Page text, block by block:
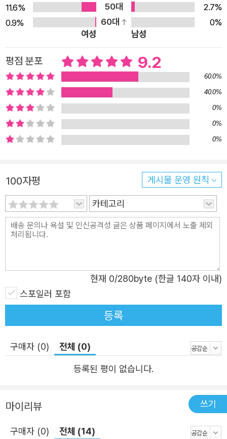
내가 좋아했던 히토코로 돌아와 주길 바랐어.“ 히토코를 바
라보는 것은 힘들지만, 지켜볼 수밖에 없다. 이렇게 비겁하
섭하는 엄마가 두려워 눈치만 보다가 혼자가 되어 버린 소
년. 히토코의 의연한 표정, 당당하게 혼자 있는 모습이 부러
워진다. ”돌아보지 않아도 안다. 나를 쫓아오는 녀석 따위,
없다.“ 그날, 그 작은 교실 안에서 가장 악마 같은 아이는 나
였는지도 모른다. 그래서 사람들은 언제나 내 곁을 떠나 다
른 데로 가 버리는 것일까? 친구 따윈 필요 없어, 마음의 문
해에 관한 이야기이지만, 외로운 여러 인물의 사연을 시점을
달리해 그리면서 그 심리를 날카롭게 묘사한다. 초등학교 5
학년, 교실에서 금붕어를 키우고 싶었던 후유키는 생물 당번
을 자처한다. 그러다 후유키가 전학을 가 버리자 히토코 혼
자 금붕어 돌보는 일을 맡게 된다. 그런데 어느 날 금붕어가
믿었던 친구들은 아무도 히토코의 편을 들어 주지 않는다.
그날 이후로 따돌림을 당하게 된 히토코는 차라리 제 이름처
럼 외톨이(히토리코)로 살고자 결심한다. ‘다들’이라니, ‘얽
히지 않아도 될 사람과는 얽히지 않는다’의 대극에 있는 존
재다. 그 ‘다들’은 도대체 어디까지가 ‘다들’인 걸까? ‘다들’에
나는 들어 있는 걸까? 대답은 너무 빤해서 히토코는 그 원에
절대로 끼지 않겠다고 마음먹었다. ― 109면 이후 중학생이
할머니에게 찾아가 피아노를 배우며 남들 눈에 띄지 않는 법
머니뿐이다. “쟤는 사실은 쓸쓸한 거야. 정말 친구가 필요하
11.6%
50대
2.7%
0.9%
60대 0%
여성 남성
평점 분포 9.2
60.0%
40.0%
0%
0%
0%
100자평 게시물 운영 원칙
카테고리
현재 0/280byte (한글 140자 이내)
스포일러 포함
등록
구매자 (0) 전체 (0)
등록된 평이 없습니다.
마이리뷰 쓰기
구매자 (0) 전체 (14)